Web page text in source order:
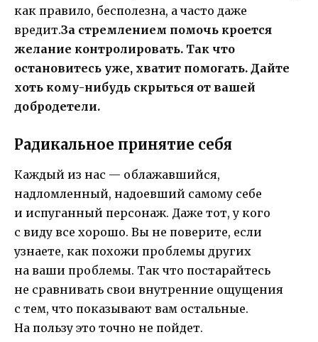
как правило, бесполезна, а часто даже
вредит.За стремлением помочь кроется
желание контролировать. Так что
остановитесь уже, хватит помогать. Дайте
хоть кому-нибудь скрыться от вашей
добродетели.
Радикальное принятие себя
Каждый из нас — облажавшийся,
надломленный, надоевший самому себе
и испуганный персонаж. Даже тот, у кого
с виду все хорошо. Вы не поверите, если
узнаете, как похожи проблемы других
на ваши проблемы. Так что постарайтесь
не сравнивать свои внутренние ощущения
с тем, что показывают вам остальные.
На пользу это точно не пойдет.